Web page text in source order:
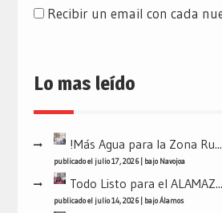
Recibir un email con cada
Lo mas leído
!Más Agua para la Zona Ru...
publicado el julio 17, 2026| bajoNavojoa
Todo Listo para el ALAMAZ...
publicado el julio 14, 2026| bajoÁlamos